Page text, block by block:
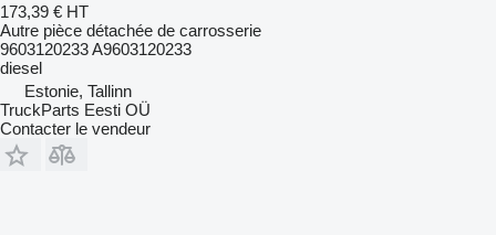
173,39 € HT
Autre pièce détachée de carrosserie
9603120233 A9603120233
diesel
Estonie, Tallinn
TruckParts Eesti OÜ
Contacter le vendeur